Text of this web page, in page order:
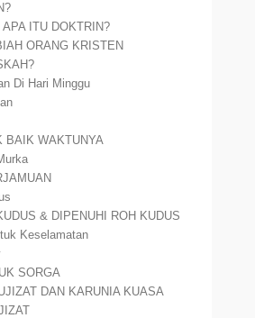
ITU DOKTRIN?
ORANG KRISTEN
Di Hari Minggu
BAIK WAKTUNYA
& DIPENUHI ROH KUDUS
Keselamatan
SORGA
DAN KARUNIA KUASA